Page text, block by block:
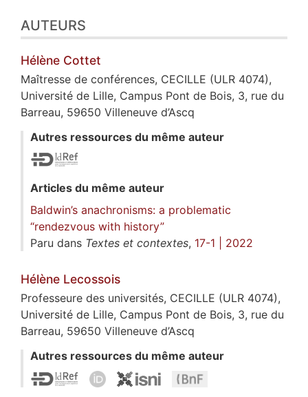
AUTEURS
Hélène Cottet
Maîtresse de conférences, CECILLE (ULR 4074),
Université de Lille, Campus Pont de Bois, 3, rue du
Barreau, 59650 Villeneuve d’Ascq
Autres ressources du même auteur
Articles du même auteur
Baldwin’s anachronisms: a problematic
“rendezvous with history”
Paru dans Textes et contextes, 17-1 | 2022
Hélène Lecossois
Professeure des universités, CECILLE (ULR 4074),
Université de Lille, Campus Pont de Bois, 3, rue du
Barreau, 59650 Villeneuve d’Ascq
Autres ressources du même auteur